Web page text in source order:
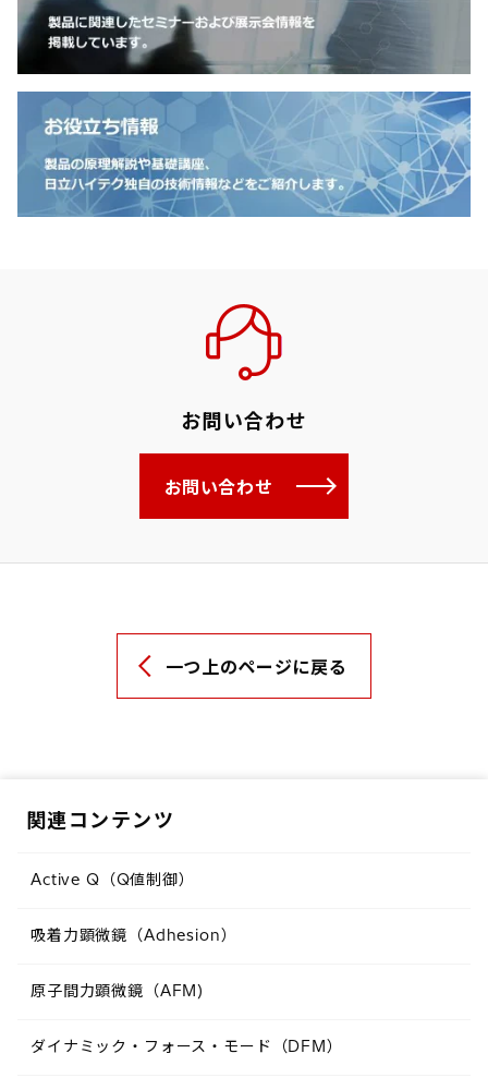
お問い合わせ
お問い合わせ
一つ上のページに戻る
関連コンテンツ
Active Q（Q値制御）
吸着力顕微鏡（Adhesion）
原子間力顕微鏡（AFM)
ダイナミック・フォース・モード（DFM）